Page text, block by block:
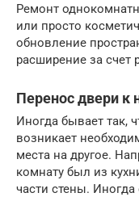
Ремонт
или просто
обновление
расширение за счет
Перенос двери к
Иногда бывает так,
возникает
места на другое.
комнату был из
части стены.